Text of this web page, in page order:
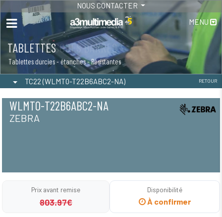
NOUS CONTACTER
MENU
TABLETTES
Tablettes durcies - étanches - Résistantes
TC22 (WLMT0-T22B6ABC2-NA) RETOUR
WLMT0-T22B6ABC2-NA
ZEBRA
Prix avant remise
803.97€
Disponibilité
À confirmer